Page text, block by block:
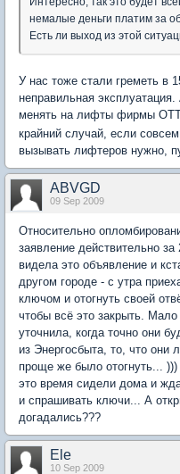
немалые деньги платим за
Есть ли выход из этой
У нас тоже стали греметь в
неправильная
менять на лифты фирмы
крайний случай, если
вызывать лифтеров нужно,
ABVGD
09 Sep 2009
Относительно
заявление действительно
видела это объявление и
другом городе - с утра
ключом и отогнуть своей
чтобы всё это закрыть.
уточнила, когда точно они
из Энергосбыта, то, что они
проще же было отогнуть...
это время сидели дома и
и спрашивать ключи... А
догадались???
Ele
10 Sep 2009